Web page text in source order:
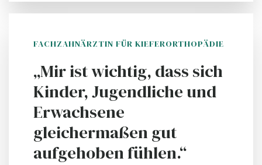
FACHZAHNÄRZTIN FÜR KIEFERORTHOPÄDIE
„Mir ist wichtig, dass sich
Kinder, Jugendliche und
Erwachsene
gleichermaßen gut
aufgehoben fühlen.“